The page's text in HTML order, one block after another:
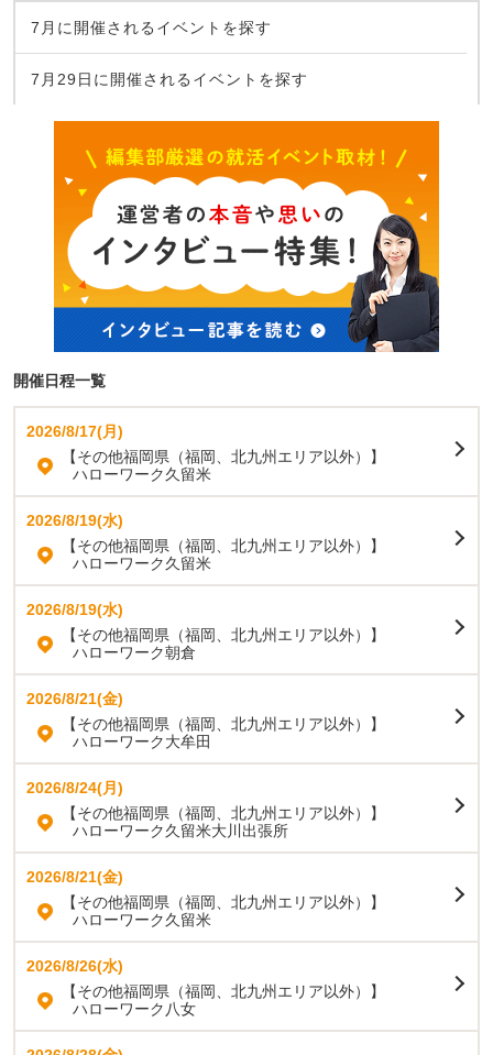
7月に開催されるイベントを探す
7月29日に開催されるイベントを探す
開催日程一覧
2026/8/17(月)
【その他福岡県（福岡、北九州エリア以外）】
ハローワーク久留米
2026/8/19(水)
【その他福岡県（福岡、北九州エリア以外）】
ハローワーク久留米
2026/8/19(水)
【その他福岡県（福岡、北九州エリア以外）】
ハローワーク朝倉
2026/8/21(金)
【その他福岡県（福岡、北九州エリア以外）】
ハローワーク大牟田
2026/8/24(月)
【その他福岡県（福岡、北九州エリア以外）】
ハローワーク久留米大川出張所
2026/8/21(金)
【その他福岡県（福岡、北九州エリア以外）】
ハローワーク久留米
2026/8/26(水)
【その他福岡県（福岡、北九州エリア以外）】
ハローワーク八女